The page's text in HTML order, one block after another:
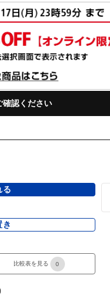
確認ください
る
き
比較表を見る 0